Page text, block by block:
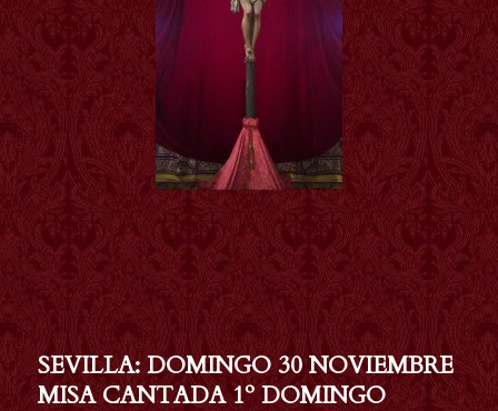
SEVILLA: DOMINGO 30 NOVIEMBRE
MISA CANTADA 1º DOMINGO